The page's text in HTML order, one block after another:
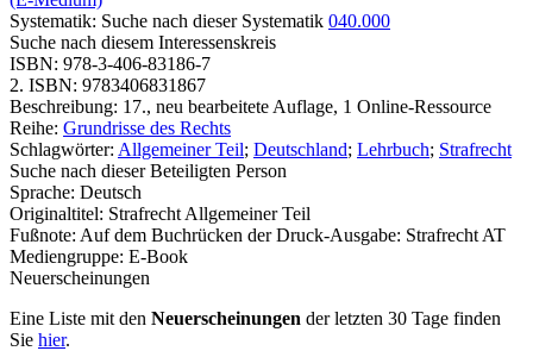
Systematik: Suche nach dieser Systematik 040.000
Suche nach diesem Interessenskreis
ISBN: 978-3-406-83186-7
2. ISBN: 9783406831867
Beschreibung: 17., neu bearbeitete Auflage, 1 Online-Ressource
Reihe: Grundrisse des Rechts
Schlagwörter: Allgemeiner Teil; Deutschland; Lehrbuch; Strafrecht
Suche nach dieser Beteiligten Person
Sprache: Deutsch
Originaltitel: Strafrecht Allgemeiner Teil
Fußnote: Auf dem Buchrücken der Druck-Ausgabe: Strafrecht AT
Mediengruppe: E-Book
Neuerscheinungen
Eine Liste mit den Neuerscheinungen der letzten 30 Tage finden
Sie hier.